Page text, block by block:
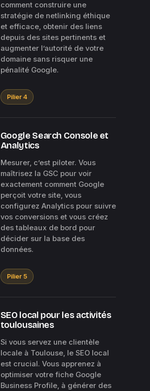
comment construire une
stratégie de netlinking éthique
et efficace, obtenir des liens
depuis des sites pertinents et
augmenter l’autorité de votre
domaine sans risquer une
pénalité Google.
Pilier 4
Google Search Console et
Analytics
Mesurer, c’est piloter. Vous
maîtrisez la GSC pour voir
exactement comment Google
perçoit votre site, vous
configurez Analytics pour suivre
vos conversions et vous créez
des tableaux de bord pour
décider sur la base des
données.
Pilier 5
SEO local pour les activités
toulousaines
Si vous servez une clientèle
locale à Toulouse, le SEO local
est crucial. Vous apprenez à
optimiser votre fiche Google
Business Profile, à générer des